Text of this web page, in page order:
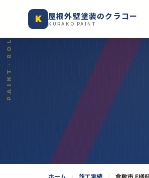
K 屋根外壁塗装のクラコー
KURAKO PAINT
ホーム 施工実績 倉敷市 F様